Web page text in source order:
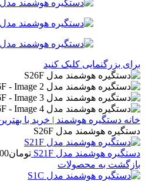
برای بزرگنمایی کلیک کنید
خانه دستگیره هوشمند | خرید با
دستگیره هوشمند مدل S26F
دستگیره هوشمند مدل S21F تومان
بازگشت به محصولات